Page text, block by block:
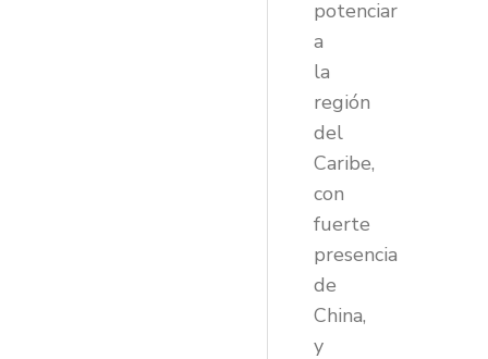
potenciar
a
la
región
del
Caribe,
con
fuerte
presencia
de
China,
y